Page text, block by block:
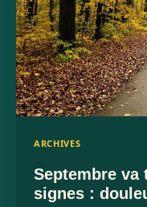
ARCHIVES
Septembre va
signes :